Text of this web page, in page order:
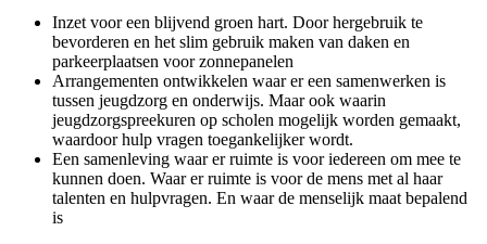
Inzet voor een blijvend groen hart. Door hergebruik te
bevorderen en het slim gebruik maken van daken en
parkeerplaatsen voor zonnepanelen
Arrangementen ontwikkelen waar er een samenwerken is
tussen jeugdzorg en onderwijs. Maar ook waarin
jeugdzorgspreekuren op scholen mogelijk worden gemaakt,
waardoor hulp vragen toegankelijker wordt.
Een samenleving waar er ruimte is voor iedereen om mee te
kunnen doen. Waar er ruimte is voor de mens met al haar
talenten en hulpvragen. En waar de menselijk maat bepalend
is